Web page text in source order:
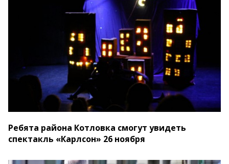
Ребята района Котловка смогут увидеть
спектакль «Карлсон» 26 ноября